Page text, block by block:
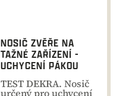
NOSIČ ZVĚŘE NA
TAŽNÉ ZAŘÍZENÍ -
UCHYCENÍ PÁKOU
TEST DEKRA. Nosič
určený pro uchycení